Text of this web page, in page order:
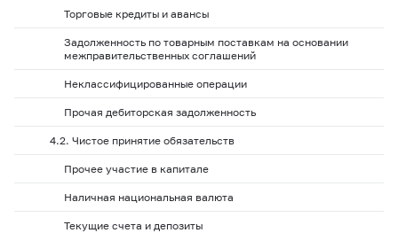
Торговые кредиты и авансы
Задолженность по товарным поставкам на основании
межправительственных соглашений
Неклассифицированные операции
Прочая дебиторская задолженность
4.2. Чистое принятие обязательств
Прочее участие в капитале
Наличная национальная валюта
Текущие счета и депозиты